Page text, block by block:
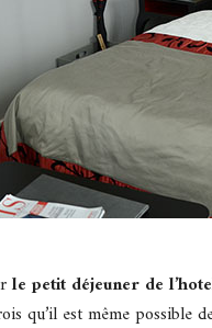
le petit déjeuner de
qu’il est même possible